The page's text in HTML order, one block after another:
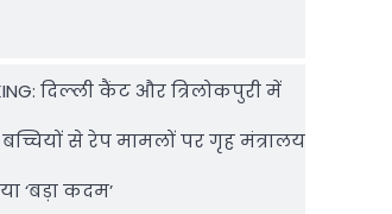
दिल्‍ली कैंट और त्रिलोकपुरी में
से रेप मामलों पर गृह मंत्रालय
‘बड़ा कदम’